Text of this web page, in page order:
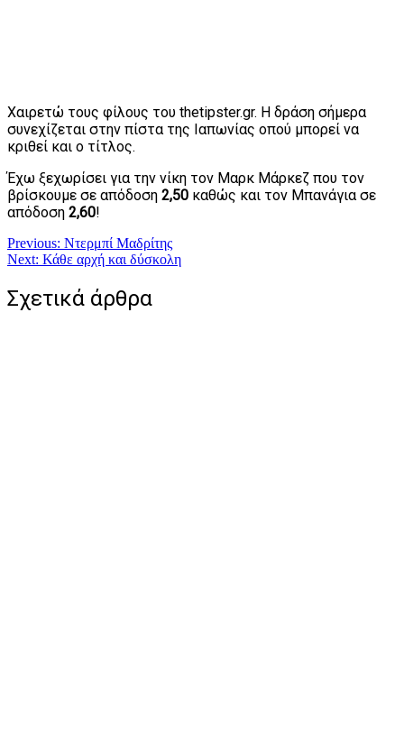
Χαιρετώ τους φίλους του thetipster.gr. Η δράση σήμερα
συνεχίζεται στην πίστα της Ιαπωνίας οπού μπορεί να
κριθεί και ο τίτλος.
Έχω ξεχωρίσει για την νίκη τον Μαρκ Μάρκεζ που τον
βρίσκουμε σε απόδοση 2,50 καθώς και τον Μπανάγια σε
απόδοση 2,60!
Πλοήγηση
άρθρων
Previous: Ντερμπί Μαδρίτης
Next: Κάθε αρχή και δύσκολη
Σχετικά άρθρα